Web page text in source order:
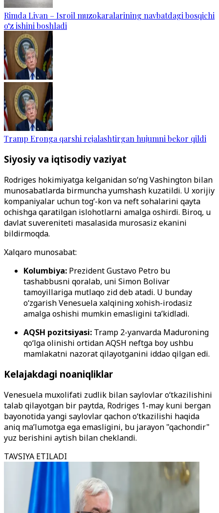
Rimda Livan – Isroil muzokaralarining navbatdagi bosqichi
o‘z ishini boshladi
Tramp Eronga qarshi rejalashtirgan hujumni bekor qildi
Siyosiy va iqtisodiy vaziyat
Rodriges hokimiyatga kelganidan so‘ng Vashington bilan
munosabatlarda birmuncha yumshash kuzatildi. U xorijiy
kompaniyalar uchun tog‘-kon va neft sohalarini qayta
ochishga qaratilgan islohotlarni amalga oshirdi. Biroq, u
davlat suvereniteti masalasida murosasiz ekanini
bildirmoqda.
Xalqaro munosabat:
Kolumbiya: Prezident Gustavo Petro bu
tashabbusni qoralab, uni Simon Bolivar
tamoyillariga mutlaqo zid deb atadi. U bunday
o‘zgarish Venesuela xalqining xohish-irodasiz
amalga oshishi mumkin emasligini ta’kidladi.
AQSH pozitsiyasi: Tramp 2-yanvarda Maduroning
qo‘lga olinishi ortidan AQSH neftga boy ushbu
mamlakatni nazorat qilayotganini iddao qilgan edi.
Kelajakdagi noaniqliklar
Venesuela muxolifati zudlik bilan saylovlar o‘tkazilishini
talab qilayotgan bir paytda, Rodriges 1-may kuni bergan
bayonotida yangi saylovlar qachon o‘tkazilishi haqida
aniq ma’lumotga ega emasligini, bu jarayon "qachondir"
yuz berishini aytish bilan cheklandi.
TAVSIYA ETILADI